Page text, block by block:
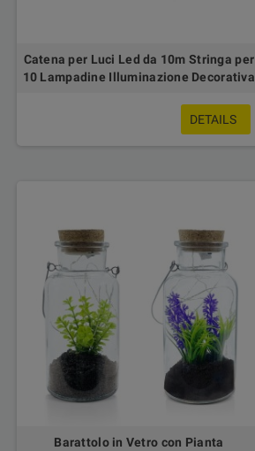
Catena per Luci Led da 10m Stringa per
10 Lampadine Illuminazione Decorativa
DETAILS
Barattolo in Vetro con Pianta